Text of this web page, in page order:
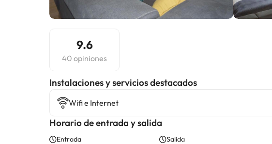
9.6
40 opiniones
Instalaciones y servicios destacados
Wifi e Internet
Horario de entrada y salida
Entrada Salida